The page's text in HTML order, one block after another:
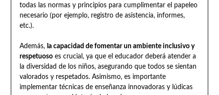
todas las normas y principios para cumplimentar el papeleo
necesario (por ejemplo, registro de asistencia, informes,
etc.).
Además, la capacidad de fomentar un ambiente inclusivo y
respetuosoes crucial, ya que el educador deberá atender a
la diversidad de los niños, asegurando que todos se sientan
valorados y respetados. Asimismo, es importante
implementar técnicas de enseñanza innovadoras y lúdicas